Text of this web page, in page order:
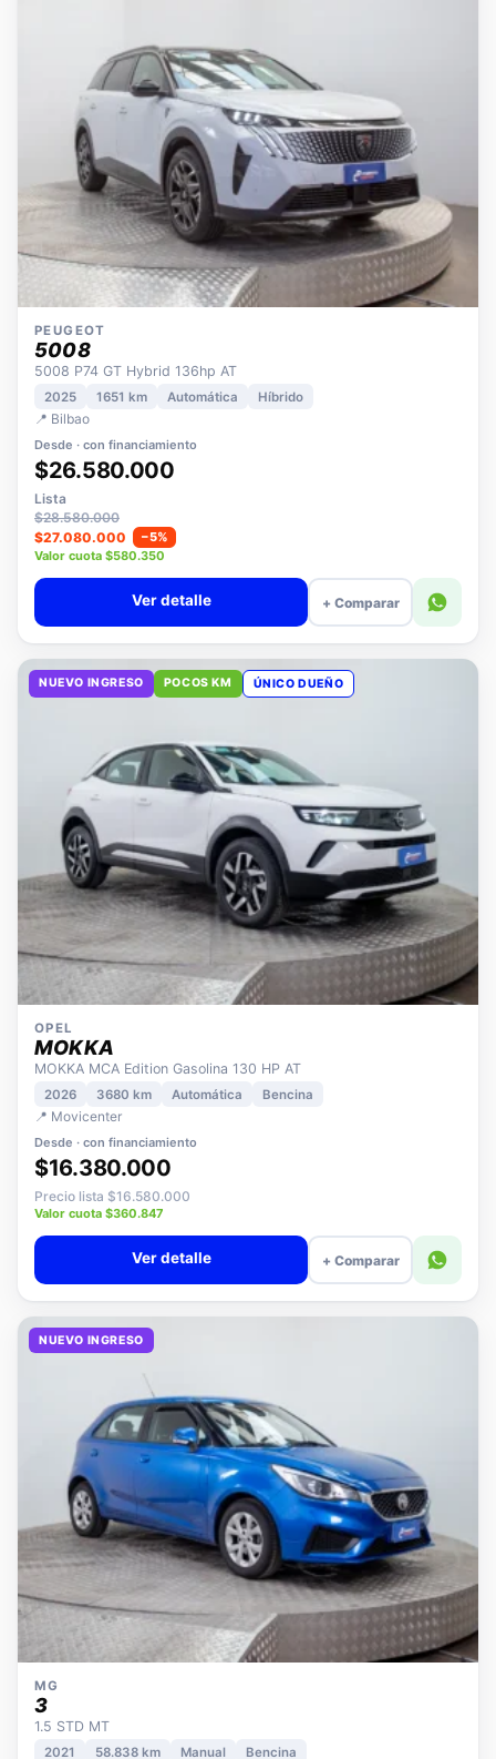
PEUGEOT
5008
5008 P74 GT Hybrid 136hp AT
2025
📍 Bilbao
Desde · con financiamiento
$26.580.000
Lista
$28.580.000
$27.080.000
−5%
Valor cuota $580.350
+ Comparar
NUEVO INGRESO POCOS KM
OPEL
MOKKA
MOKKA MCA Edition Gasolina 130 HP AT
2026 3680 km
📍 Movicenter
Desde · con financiamiento
$16.380.000
Precio lista $16.580.000
Valor cuota $360.847
+ Comparar
MG
3
1.5 STD MT